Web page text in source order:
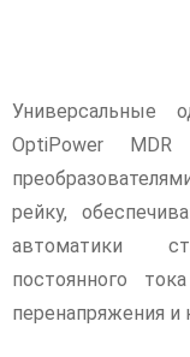
Универсальные
OptiPower
рейку,
автоматики
постоянного
перенапряжения и